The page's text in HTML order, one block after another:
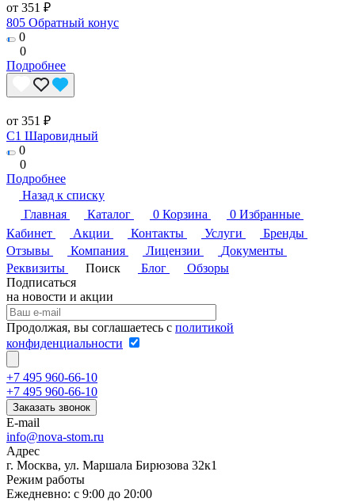
от 351 ₽
805 Обратный конус
0
0
Подробнее
от 351 ₽
C1 Шаровидный
0
0
Подробнее
Назад к списку
Главная
Каталог 0 Корзина 0 Избранные
Кабинет
Акции Контакты Услуги
Бренды
Отзывы
Компания Лицензии
Документы
Реквизиты
Поиск Блог
Обзоры
Подписаться
на новости и акции
Продолжая, вы соглашаетесь с политикой
конфиденциальности
+7 495 960-66-10
+7 495 960-66-10
Заказать звонок
E-mail
info@nova-stom.ru
Адрес
г. Москва, ул. Маршала Бирюзова 32к1
Режим работы
Ежедневно: с 9:00 до 20:00